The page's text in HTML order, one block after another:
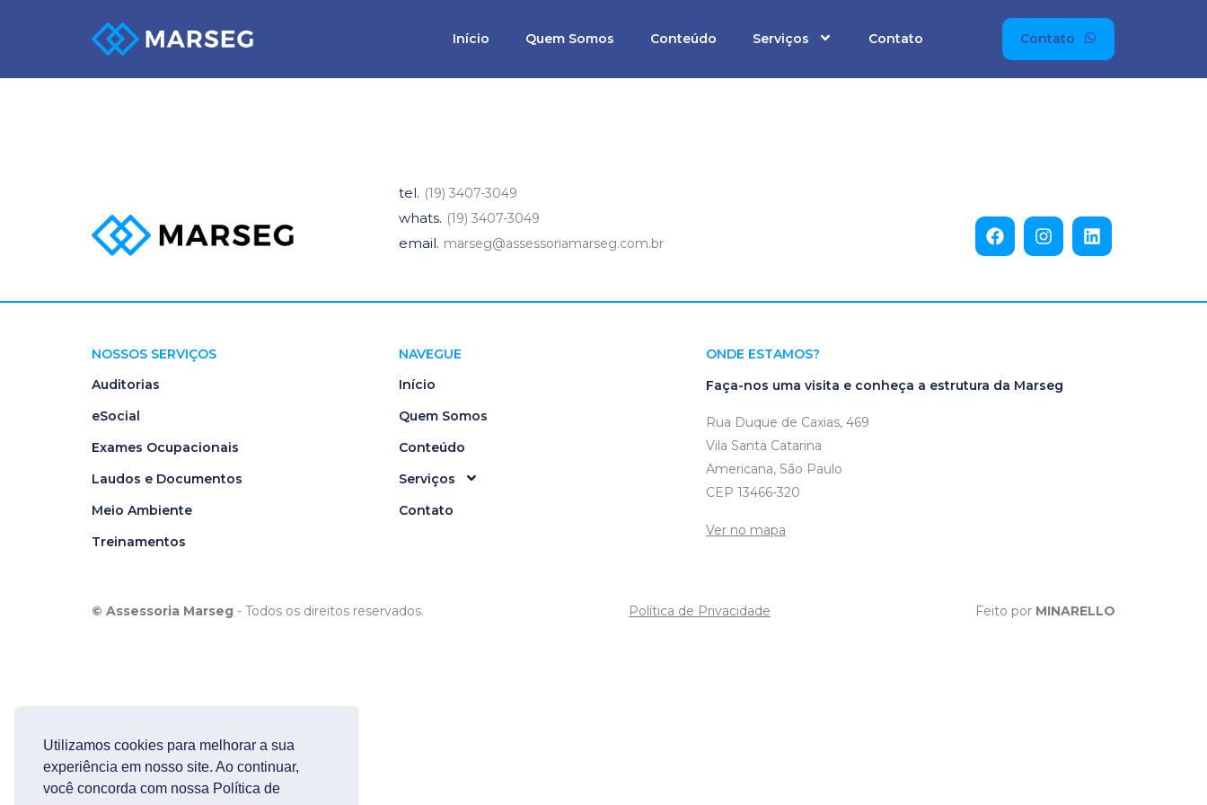
Início Quem Somos Conteúdo Serviços Contato Contato
tel. (19) 3407-3049
whats. (19) 3407-3049
email. marseg@assessoriamarseg.com.br
NOSSOS SERVIÇOS
Auditorias
eSocial
Exames Ocupacionais
Laudos e Documentos
Meio Ambiente
Treinamentos
NAVEGUE
Início
Quem Somos
Conteúdo
Serviços
Contato
ONDE ESTAMOS?
Faça-nos uma visita e conheça a estrutura da Marseg
Rua Duque de Caxias, 469
Vila Santa Catarina
Americana, São Paulo
CEP 13466-320
Ver no mapa
© Assessoria Marseg - Todos os direitos reservados. Política de Privacidade Feito por MINARELLO
Utilizamos cookies para melhorar a sua
experiência em nosso site. Ao continuar,
você concorda com nossa Política de